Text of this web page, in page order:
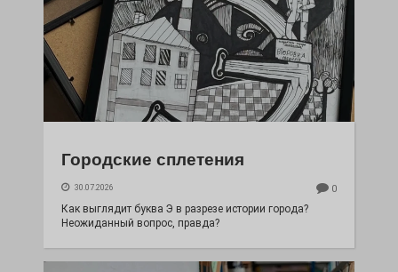
Городские сплетения
30.07.2026 0
Как выглядит буква Э в разрезе истории города?
Неожиданный вопрос, правда?